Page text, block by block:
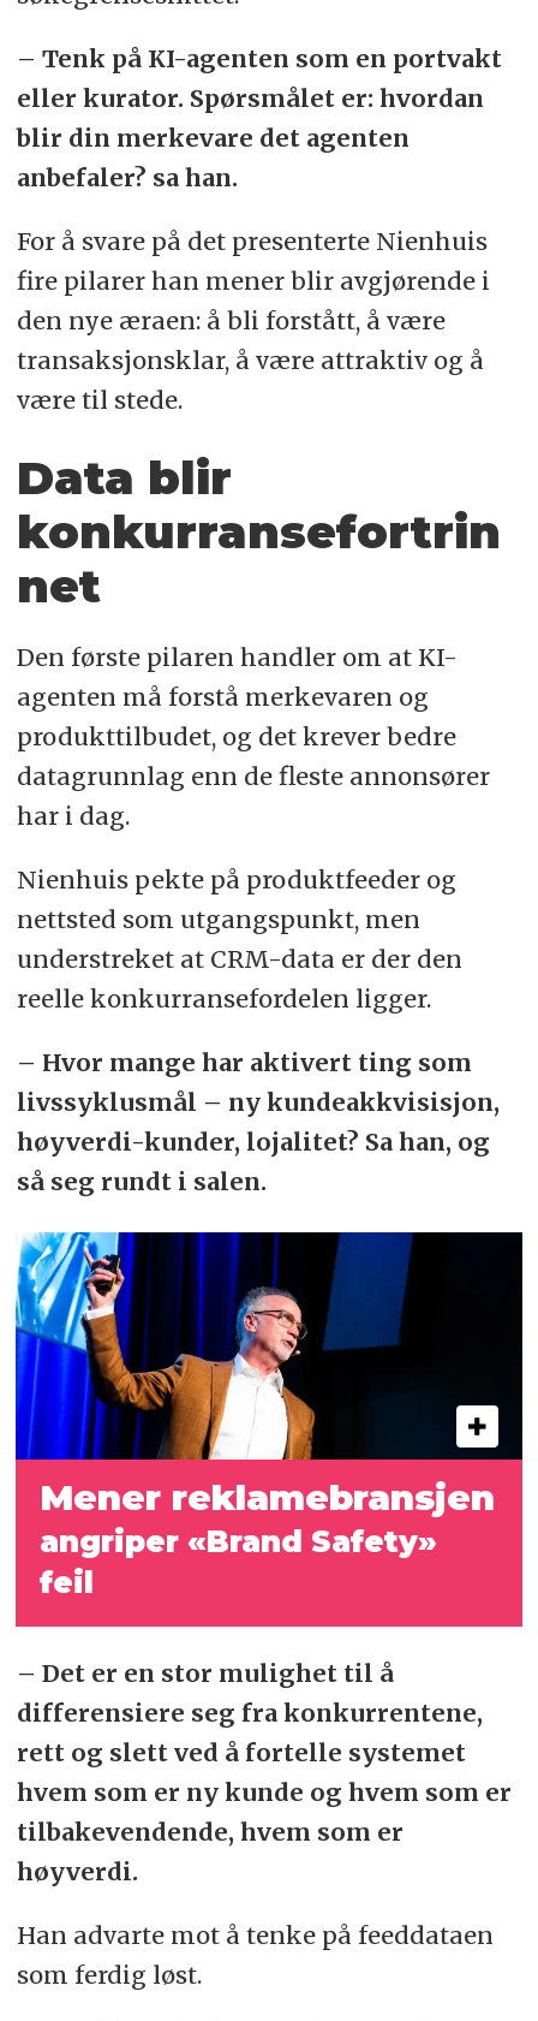
– Tenk på KI-agenten som en portvakt
eller kurator. Spørsmålet er: hvordan
blir din merkevare det agenten
anbefaler? sa han.
For å svare på det presenterte Nienhuis
fire pilarer han mener blir avgjørende i
den nye æraen: å bli forstått, å være
transaksjonsklar, å være attraktiv og å
være til stede.
Data blir
konkurransefortrin
net
Den første pilaren handler om at KI-
agenten må forstå merkevaren og
produkttilbudet, og det krever bedre
datagrunnlag enn de fleste annonsører
har i dag.
Nienhuis pekte på produktfeeder og
nettsted som utgangspunkt, men
understreket at CRM-data er der den
reelle konkurransefordelen ligger.
– Hvor mange har aktivert ting som
livssyklusmål – ny kundeakkvisisjon,
høyverdi-kunder, lojalitet? Sa han, og
så seg rundt i salen.
Mener reklamebransjen
angriper «Brand Safety»
feil
– Det er en stor mulighet til å
differensiere seg fra konkurrentene,
rett og slett ved å fortelle systemet
hvem som er ny kunde og hvem som er
tilbakevendende, hvem som er
høyverdi.
Han advarte mot å tenke på feeddataen
som ferdig løst.